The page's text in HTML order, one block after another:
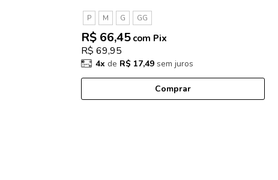
P M G GG
R$ 69,95
R$ 66,45 com Pix
4x de R$ 17,49 sem juros
Comprar